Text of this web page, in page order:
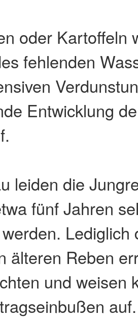
oder Kartoffeln
fehlenden
Entwicklung
leiden die
fünf Jahren
Lediglich
älteren Reben
und weisen
auf.